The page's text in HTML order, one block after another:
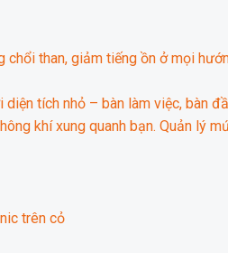
than, giảm tiếng ồn ở mọi
tích nhỏ – bàn làm việc, bàn
khí xung quanh bạn. Quản lý
trên cỏ